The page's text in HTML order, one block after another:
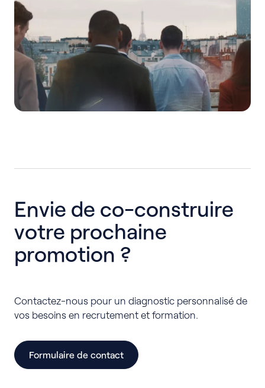
Envie de co-construire
votre prochaine
promotion ?
Contactez-nous pour un diagnostic personnalisé de
vos besoins en recrutement et formation.
Formulaire de contact